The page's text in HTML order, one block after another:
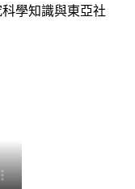
學知識與東亞社